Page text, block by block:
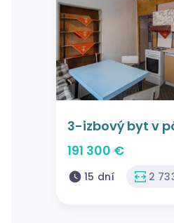
3-izbový byt v
191 300 €
15 dní 2